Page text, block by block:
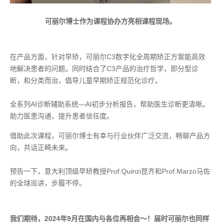
可丽尔博士作为课程协办方亮相课程现场。
在产品方面，针对早矫，可丽尔C3数字化全周期矫正方案能高效
地解决患者的问题。同时结合了C3产品的治疗哲学，即分型诊
断，和分类而治，倡导儿童早期矫正规范化诊疗。
全系列AI诊断辅助系统—AI初步分析报告，帮助医生诊断更清晰。
助力医患沟通，提升患者信任度。
借助此次课程，可丽尔博士有幸与行业伙伴广泛交流，畅聊产品方
向，共话正畸未来。
预告一下，意大利顶级早矫教授Prof.Quinzi昆齐和Prof.Marzo马佐
的全球巡讲，步履不停。
我们期待，2024年9月在国内与各位再相会～！届时可丽尔也同样